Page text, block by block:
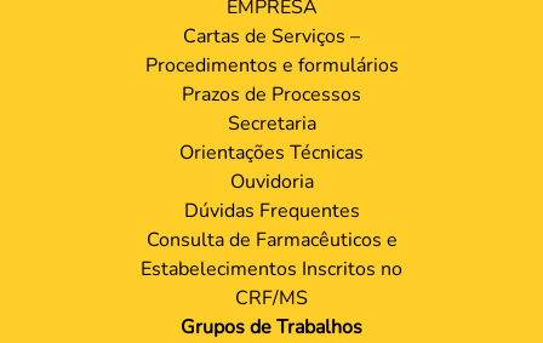
EMPRESA
Cartas de Serviços –
Procedimentos e formulários
Prazos de Processos
Secretaria
Orientações Técnicas
Ouvidoria
Dúvidas Frequentes
Consulta de Farmacêuticos e
Estabelecimentos Inscritos no
CRF/MS
Grupos de Trabalhos